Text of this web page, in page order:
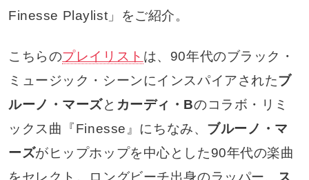
Finesse Playlist」をご紹介。
こちらのプレイリスト は、90年代のブラック・
ミュージック・シーンにインスパイアされたブ
ルーノ・マーズと カーディ・Bのコラボ・リミ
ックス曲『Finesse』にちなみ、 ブルーノ・マ
ーズがヒップホップを中心とした90年代の楽曲
をセレクト。ロングビーチ出身のラッパー、 ス